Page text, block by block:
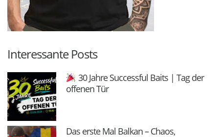
Interessante Posts
30 Jahre Successful Baits | Tag der
offenen Tür
Das erste Mal Balkan – Chaos,